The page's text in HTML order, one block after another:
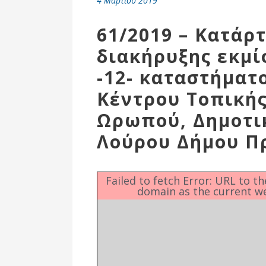
Ενότητες
Αθλητικές
61/2019 –
διακήρυξης
-12-
Κέντρου
Ωρωπού,
Λούρου Δήμου
Failed to fetch Error: URL to
domain as the current